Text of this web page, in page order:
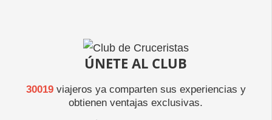
ÚNETE AL CLUB
30019viajeros ya comparten sus experiencias y
obtienen ventajas exclusivas.